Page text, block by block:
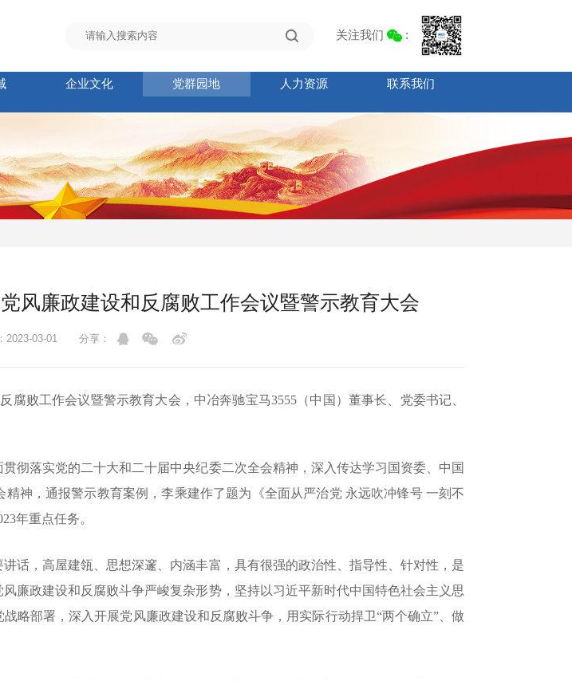
关注我们 :
企业文化 党群园地 人力资源 联系我们
风廉政建设和反腐败工作会议暨警示教育大会
2023-03-01 分享：
腐败工作会议暨警示教育大会，中冶奔驰宝马3555（中国）董事长、党委书记、
彻落实党的二十大和二十届中央纪委二次全会精神，深入传达学习国资委、中国
神，通报警示教育案例，李乘建作了题为《全面从严治党 永远吹冲锋号 一刻不
年重点任务。
话，高屋建瓴、思想深邃、内涵丰富，具有很强的政治性、指导性、针对性，是
廉政建设和反腐败斗争严峻复杂形势，坚持以习近平新时代中国特色社会主义思
略部署，深入开展党风廉政建设和反腐败斗争，用实际行动捍卫“两个确立”、做